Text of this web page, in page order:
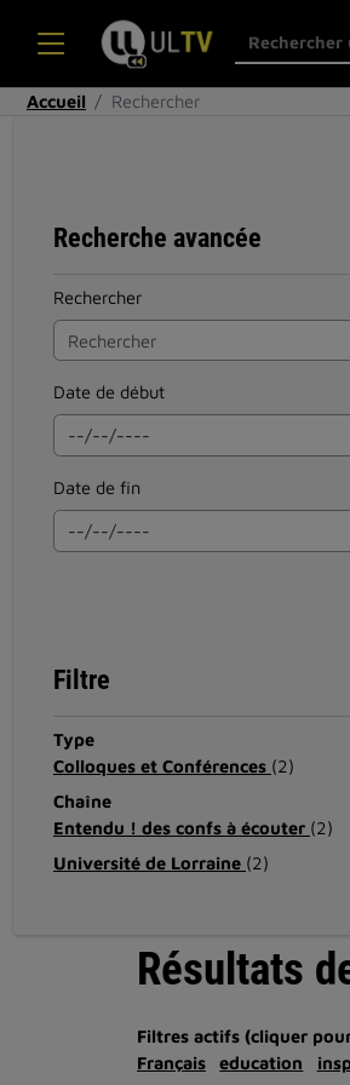
Accueil Rechercher
Recherche avancée
Rechercher
Date de début
Date de fin
Filtre
Type
Colloques et Conférences (2)
Chaîne
Entendu ! des confs à écouter (2)
Université de Lorraine (2)
Résultats
Filtres actifs (cliquer
Français
education